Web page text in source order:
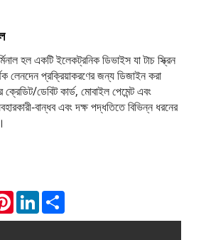
হল একটি ইলেকট্রনিক ডিভাইস যা টাচ স্ক্রিন
লেনদেন প্রক্রিয়াকরণের জন্য ডিজাইন করা
ডেবিট কার্ড, মোবাইল পেমেন্ট এবং
বান্ধব এবং দক্ষ পদ্ধতিতে বিভিন্ন ধরনের
PinterestLinkedIn